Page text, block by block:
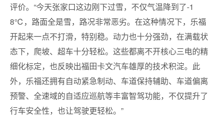
评价。“今天张家口这边刚下过雪，不仅气温降到了-1
8℃，路面全是雪，路况非常恶劣。在这种情况下，乐福
开起来一点不打滑，特别稳。动力也十分强劲，在满载状
态下，爬坡、超车十分轻松。这些都离不开核心三电的精
细化标定，也反映出福田卡文汽车雄厚的技术积淀。此
外，乐福还拥有自动紧急制动、车道保持辅助、车道偏离
预警、全速域的自适应巡航等丰富智驾功能，不仅提升了
行车安全性，也让驾驶更轻松。”